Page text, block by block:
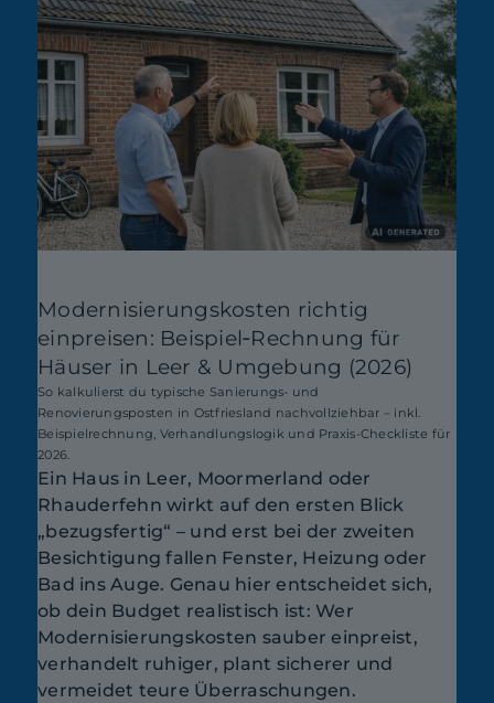
Modernisierungskosten richtig
einpreisen: Beispiel‑Rechnung für
Häuser in Leer & Umgebung (2026)
So kalkulierst du typische Sanierungs- und
Renovierungsposten in Ostfriesland nachvollziehbar – inkl.
Beispielrechnung, Verhandlungslogik und Praxis-Checkliste für
2026.
Ein Haus in Leer, Moormerland oder
Rhauderfehn wirkt auf den ersten Blick
„bezugsfertig“ – und erst bei der zweiten
Besichtigung fallen Fenster, Heizung oder
Bad ins Auge. Genau hier entscheidet sich,
ob dein Budget realistisch ist: Wer
Modernisierungskosten sauber einpreist,
verhandelt ruhiger, plant sicherer und
vermeidet teure Überraschungen.